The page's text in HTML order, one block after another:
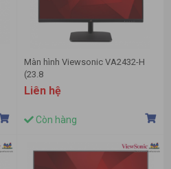
Màn hình Viewsonic VA2432-H
(23.8
inch/FHD/IPS/75Hz/4ms/250
nits/HDMI+VGA)
Liên hệ
Còn hàng